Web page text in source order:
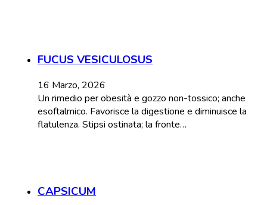
FUCUS VESICULOSUS
16 Marzo, 2026
Un rimedio per obesità e gozzo non-tossico; anche
esoftalmico. Favorisce la digestione e diminuisce la
flatulenza. Stipsi ostinata; la fronte…
CAPSICUM